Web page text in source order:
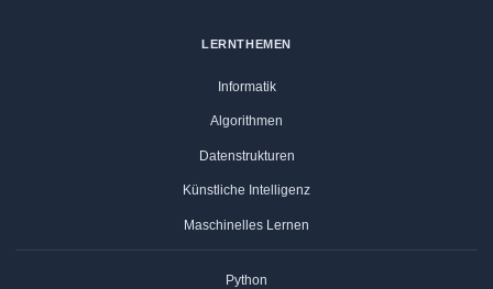
LERNTHEMEN
Informatik
Algorithmen
Datenstrukturen
Künstliche Intelligenz
Maschinelles Lernen
Python